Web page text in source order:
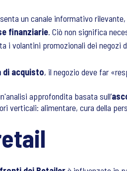
un canale informativo
finanziarie. Ciò non significa
i volantini promozionali dei
di acquisto, il negozio deve far
approfondita basata sull’
verticali: alimentare, cura della